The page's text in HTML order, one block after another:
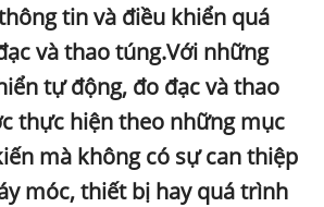
tin và điều khiển quá
và thao túng.Với những
tự động, đo đạc và thao
thực hiện theo những mục
mà không có sự can thiệp
móc, thiết bị hay quá trình